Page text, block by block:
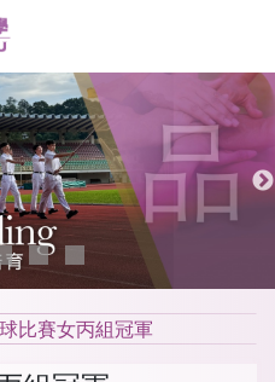
比賽女丙組冠軍